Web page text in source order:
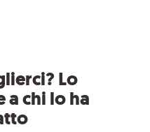
Lo
a chi lo ha